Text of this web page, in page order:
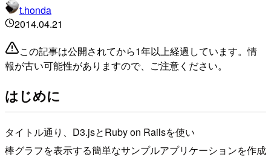
t.honda
2014.04.21
この記事は公開されてから1年以上経過しています。情
報が古い可能性がありますので、ご注意ください。
はじめに
タイトル通り、D3.jsとRuby on Railsを使い
棒グラフを表示する簡単なサンプルアプリケーションを作成